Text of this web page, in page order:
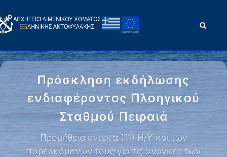
Πρόσκληση εκδήλωσης
ενδιαφέροντος Πλοηγικού
Σταθμού Πειραιά
Προμήθεια έντεκα (11) Η/Υ και των
παρελκόμενων τους για τις ανάγκες των